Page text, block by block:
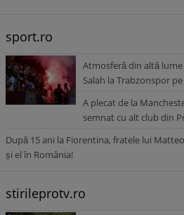
sport.ro
Atmosferă din altă
Salah la Trabzonspor
A plecat de la
semnat cu alt club din
După 15 ani la Fiorentina, fratele lui
și el în România!
stirileprotv.ro